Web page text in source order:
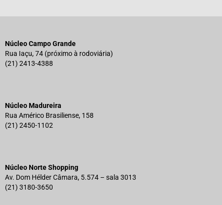
Núcleo Campo Grande
Rua Iaçu, 74 (próximo à rodoviária)
(21) 2413-4388
Núcleo Madureira
Rua Américo Brasiliense, 158
(21) 2450-1102
Núcleo Norte Shopping
Av. Dom Hélder Câmara, 5.574 – sala 3013
(21) 3180-3650